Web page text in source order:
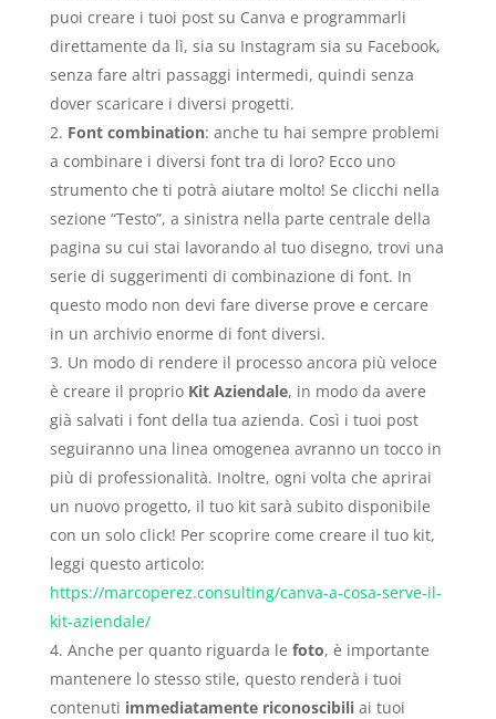
puoi creare i tuoi post su Canva e programmarli
direttamente da lì, sia su Instagram sia su Facebook,
senza fare altri passaggi intermedi, quindi senza
dover scaricare i diversi progetti.
Font combination: anche tu hai sempre problemi
a combinare i diversi font tra di loro? Ecco uno
strumento che ti potrà aiutare molto! Se clicchi nella
sezione “Testo”, a sinistra nella parte centrale della
pagina su cui stai lavorando al tuo disegno, trovi una
serie di suggerimenti di combinazione di font. In
questo modo non devi fare diverse prove e cercare
in un archivio enorme di font diversi.
Un modo di rendere il processo ancora più veloce
è creare il proprio Kit Aziendale, in modo da avere
già salvati i font della tua azienda. Così i tuoi post
seguiranno una linea omogenea avranno un tocco in
più di professionalità. Inoltre, ogni volta che aprirai
un nuovo progetto, il tuo kit sarà subito disponibile
con un solo click! Per scoprire come creare il tuo kit,
leggi questo articolo:
https://marcoperez.consulting/canva-a-cosa-serve-il-
kit-aziendale/
Anche per quanto riguarda le foto, è importante
mantenere lo stesso stile, questo renderà i tuoi
contenuti immediatamente riconoscibili ai tuoi